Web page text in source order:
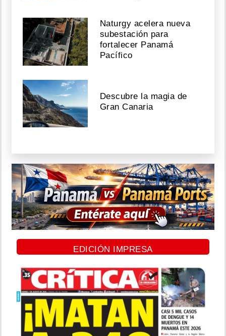
Naturgy acelera nueva
subestación para
fortalecer Panamá
Pacífico
Descubre la magia de
Gran Canaria
EDICIÓN IMPRESA